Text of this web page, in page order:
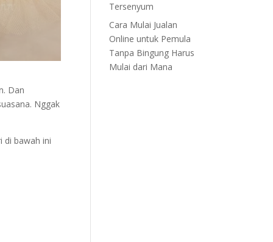
Dan
Nggak
di bawah ini
Tersenyum
Cara Mulai Jualan
Online untuk Pemula
Tanpa Bingung Harus
Mulai dari Mana